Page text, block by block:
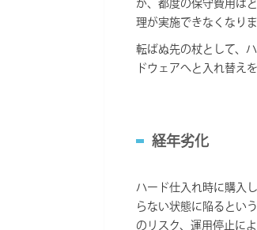
が、都度の保守費用は
理が実施できなくなりま
転ばぬ先の杖として、
ドウェアへと入れ替え
経年劣化
ハード仕入れ時に購入
らない状態に陥るとい
のリスク、運用停止に